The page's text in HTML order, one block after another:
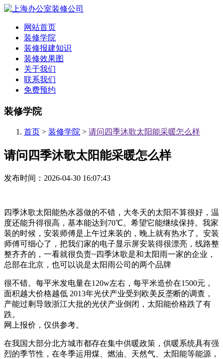
网站首页
装修学院
装修报建知识
装修效果图
关于我们
联系我们
免费预约
装修学院
首页 > 装修学院 > 请问四季沐歌太阳能采暖怎么样
请问四季沐歌太阳能采暖怎么样
发布时间：2026-04-30 16:07:43
四季沐歌太阳能热水器做的不错，大冬天的太阳不算很好，温
度还能升得很高，基本能达到70℃。希望它能继续保持。我家
装的时候，安装师傅是上午过来装的，晚上就有热水了。安装
师傅可细心了，把我们家的电子显示屏安装得很漂亮，线路整
整齐齐的，一看就很负责~四季沐歌是和太阳雨一家的企业，
总部在北京，也可以说是太阳雨公司的两个品牌
很不错。每平米发电量在120w左右，每平米造价在1500元，
面积越大价格越低 2013年光伏产业受到欧美反垄断的调查，
产能过剩导致浙江大批的光伏产业倒闭，太阳能价格跌了有
跌。
网上报价，仅供参考。
在我国大部分北方城市都存在集中供暖政策，供暖系统具有强
烈的季节性，在冬季运用煤、燃油、天然气、太阳能等能源，